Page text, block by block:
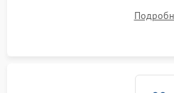
выявления посторонних шумов,
электронного